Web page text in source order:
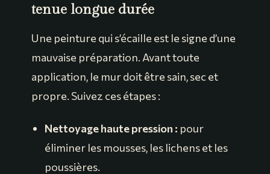
tenue longue durée
Une peinture qui s’écaille est le signe d’une
mauvaise préparation. Avant toute
application, le mur doit être sain, sec et
propre. Suivez ces étapes :
Nettoyage haute pression : pour
éliminer les mousses, les lichens et les
poussières.